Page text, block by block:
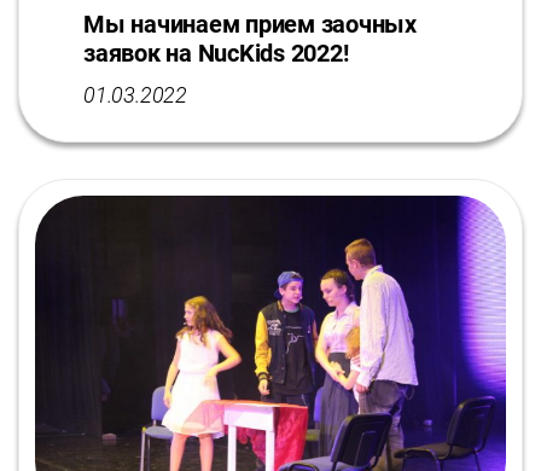
Мы начинаем прием заочных
заявок на NucKids 2022!
01.03.2022